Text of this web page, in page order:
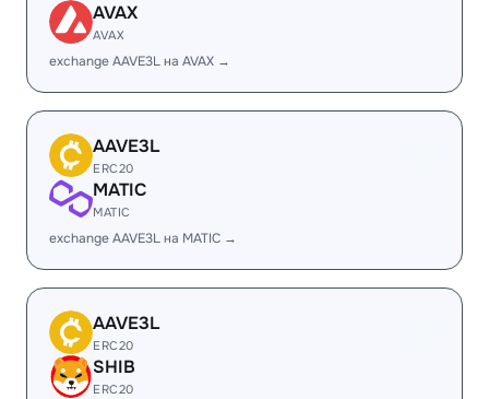
AVAX
AVAX
exchange AAVE3L на AVAX →
AAVE3L
ERC20
MATIC
MATIC
exchange AAVE3L на MATIC →
AAVE3L
ERC20
SHIB
ERC20